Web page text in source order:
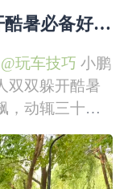
暑必备好
@玩车技巧 小鹏
双双躲开酷暑
仿佛变身巨型
扑面而来，座
错，我整理出